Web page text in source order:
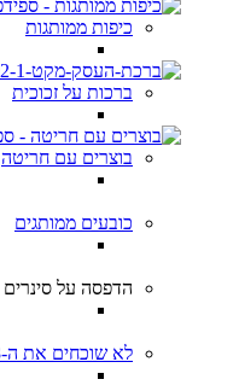
כיפות ממותגות
ברכות על זכוכית
בוצרים עם חריטה
כובעים ממותגים
הדפסה על סינרים
לא שוכחים את ה-7.10.23